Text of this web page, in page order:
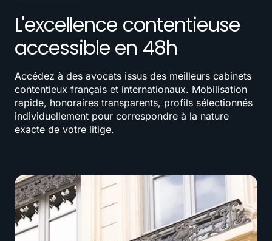
L'excellence contentieuse
accessible en 48h
Accédez à des avocats issus des meilleurs cabinets
contentieux français et internationaux. Mobilisation
rapide, honoraires transparents, profils sélectionnés
individuellement pour correspondre à la nature
exacte de votre litige.